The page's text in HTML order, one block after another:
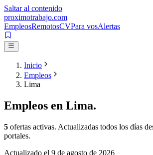
Saltar al contenido
proximotrabajo.com
EmpleosRemotosCVPara vosAlertas
Inicio
Empleos
Lima
Empleos en Lima.
5 ofertas activas. Actualizadas todos los días
portales.
Actualizado el 9 de agosto de 2026